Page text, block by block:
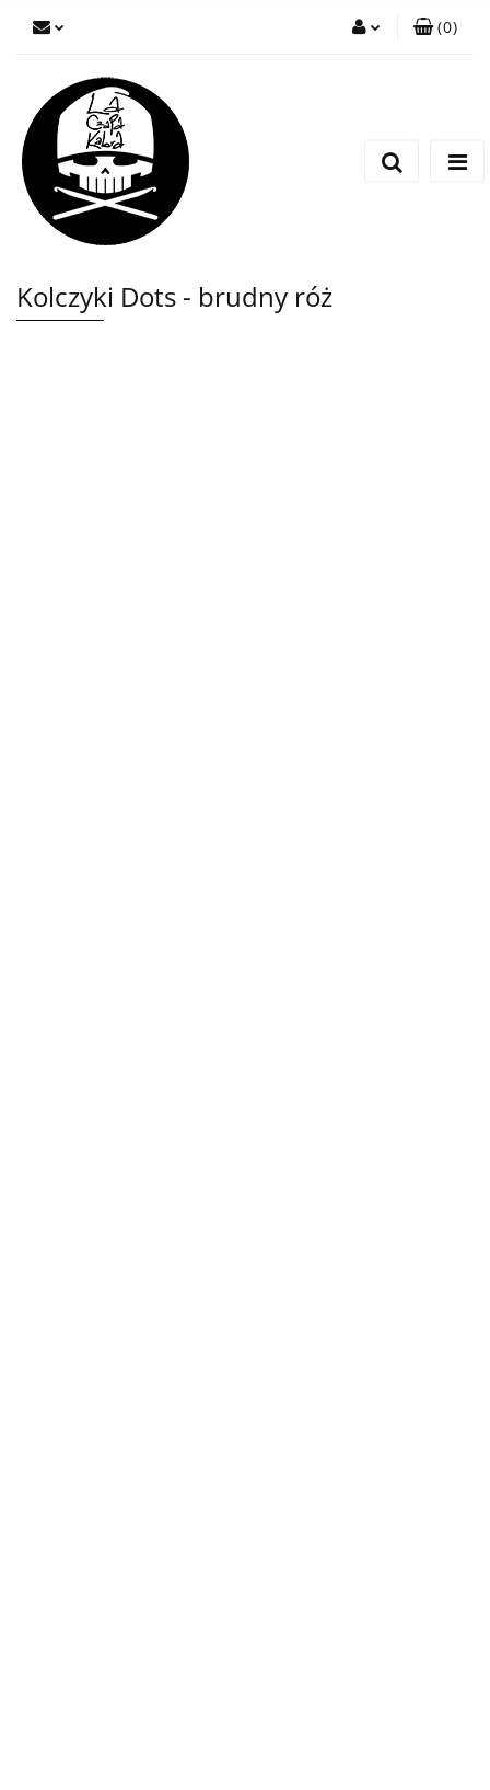
(0)
Kolczyki Dots - brudny róż